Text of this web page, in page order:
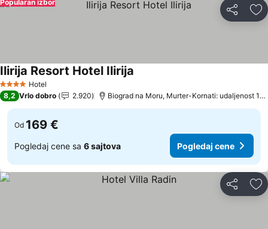
Deli
Popularan izbor
4 ZvezdiceHotel
Ilirija Resort Hotel Ilirija
8,2 Vrlo dobro 2.920 Biograd na Moru, Murter-Kornati: udaljenost
Od 169 €
Pogledaj cene sa 6 sajtova Pogledaj cene
Deli